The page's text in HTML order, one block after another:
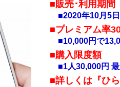
■販売･利用期間
■2020年10月5日
■プレミアム率
■10,000円で
■購入限度額
■1人30,000円
■詳しくは『ひ